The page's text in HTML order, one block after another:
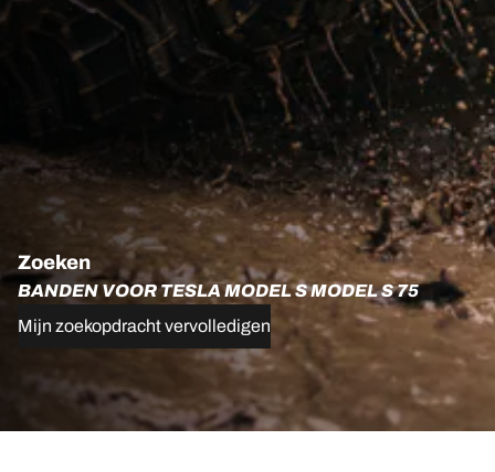
Zoeken
BANDEN VOOR TESLA MODEL S MODEL S 75
Mijn zoekopdracht vervolledigen